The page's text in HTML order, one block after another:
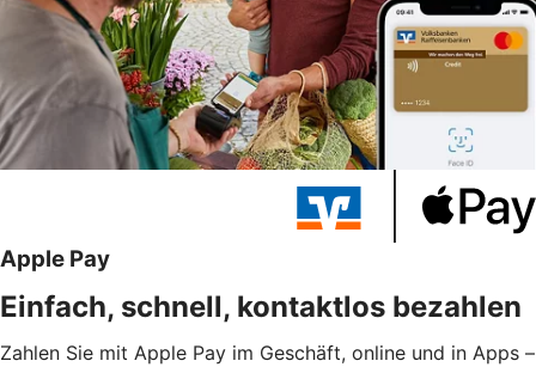
Apple Pay
Einfach, schnell, kontaktlos bezahlen
Zahlen Sie mit Apple Pay im Geschäft, online und in Apps –